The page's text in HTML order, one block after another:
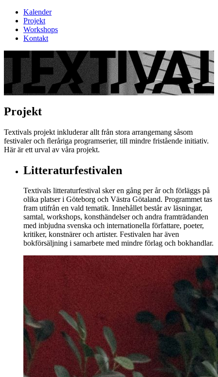
Kalender
Projekt
Workshops
Kontakt
Projekt
Textivals projekt inkluderar allt från stora arrangemang såsom
festivaler och ﬂeråriga programserier, till mindre fristående initiativ.
Här är ett urval av våra projekt.
Litteraturfestivalen
Textivals litteraturfestival sker en gång per år och förläggs på
olika platser i Göteborg och Västra Götaland. Programmet tas
fram utifrån en vald tematik. Innehållet består av läsningar,
samtal, workshops, konsthändelser och andra framträdanden
med inbjudna svenska och internationella författare, poeter,
kritiker, konstnärer och artister. Festivalen har även
bokförsäljning i samarbete med mindre förlag och bokhandlar.